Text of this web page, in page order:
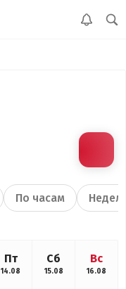
По часам
Пт
14.08
Сб
15.08
Вс
16.08